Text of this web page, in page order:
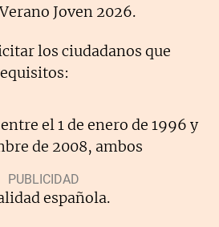
Joven 2026.
los ciudadanos que
el 1 de enero de 1996 y
de 2008, ambos
española.